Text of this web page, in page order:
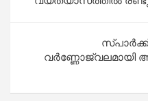
വർണ്ണോജ്വലമായി